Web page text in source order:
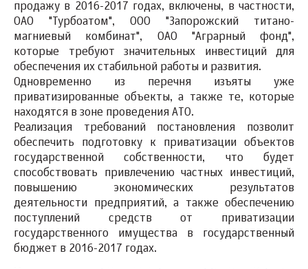
продажу в 2016-2017 годах, включены, в частности,
ОАО "Турбоатом", ООО "Запорожский титано-
магниевый комбинат", ОАО "Аграрный фонд",
которые требуют значительных инвестиций для
обеспечения их стабильной работы и развития.
Одновременно из перечня изъяты уже
приватизированные объекты, а также те, которые
находятся в зоне проведения АТО.
Реализация требований постановления позволит
обеспечить подготовку к приватизации объектов
государственной собственности, что будет
способствовать привлечению частных инвестиций,
повышению экономических результатов
деятельности предприятий, а также обеспечению
поступлений средств от приватизации
государственного имущества в государственный
бюджет в 2016-2017 годах.